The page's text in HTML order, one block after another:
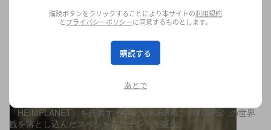
WTAPS からドイツ発のアウトドアギアレーベル
HEIMPLANET とのコラボレーションテントが発
「HEIMPLANET」を代表するモデル KIRRAに〈WTAPS〉の世界
観を落とし込んだスペシャルなテントが誕生
購読ボタンをクリックすることにより本サイトの利用規約
とプライバシーポリシーに同意するものとします。
購読する
あとで